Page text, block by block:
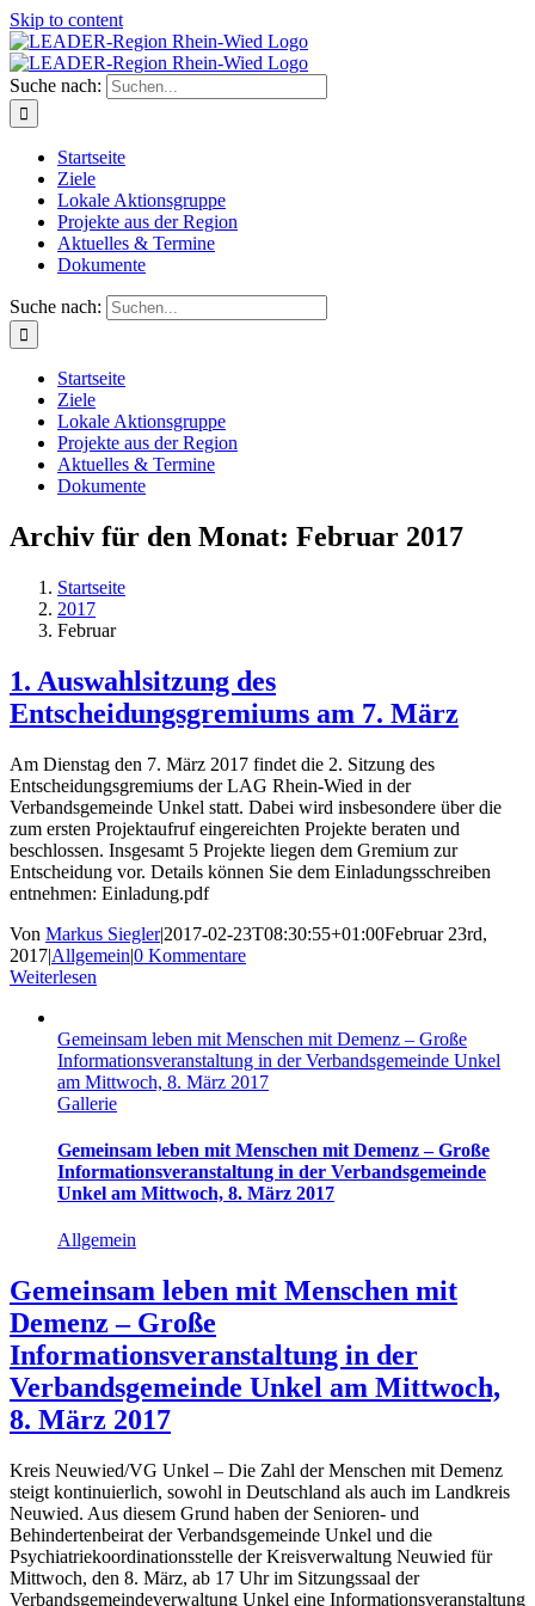
Skip to content
Suche nach:
Startseite
Ziele
Lokale Aktionsgruppe
Projekte aus der Region
Aktuelles & Termine
Dokumente
Suche nach:
Startseite
Ziele
Lokale Aktionsgruppe
Projekte aus der Region
Aktuelles & Termine
Dokumente
Archiv für den Monat: Februar 2017
Startseite
2017
Februar
1. Auswahlsitzung des
Entscheidungsgremiums am 7. März
Am Dienstag den 7. März 2017 findet die 2. Sitzung des
Entscheidungsgremiums der LAG Rhein-Wied in der
Verbandsgemeinde Unkel statt. Dabei wird insbesondere über die
zum ersten Projektaufruf eingereichten Projekte beraten und
beschlossen. Insgesamt 5 Projekte liegen dem Gremium zur
Entscheidung vor. Details können Sie dem Einladungsschreiben
entnehmen: Einladung.pdf
Von Markus Siegler|2017-02-23T08:30:55+01:00Februar 23rd,
2017|Allgemein|0 Kommentare
Weiterlesen
Gemeinsam leben mit Menschen mit Demenz – Große
Informationsveranstaltung in der Verbandsgemeinde Unkel
am Mittwoch, 8. März 2017
Gallerie
Gemeinsam leben mit Menschen mit Demenz – Große
Informationsveranstaltung in der Verbandsgemeinde
Unkel am Mittwoch, 8. März 2017
Allgemein
Gemeinsam leben mit Menschen mit
Demenz – Große
Informationsveranstaltung in der
Verbandsgemeinde Unkel am Mittwoch,
8. März 2017
Kreis Neuwied/VG Unkel – Die Zahl der Menschen mit Demenz
steigt kontinuierlich, sowohl in Deutschland als auch im Landkreis
Neuwied. Aus diesem Grund haben der Senioren- und
Behindertenbeirat der Verbandsgemeinde Unkel und die
Psychiatriekoordinationsstelle der Kreisverwaltung Neuwied für
Mittwoch, den 8. März, ab 17 Uhr im Sitzungssaal der
Verbandsgemeindeverwaltung Unkel eine Informationsveranstaltung